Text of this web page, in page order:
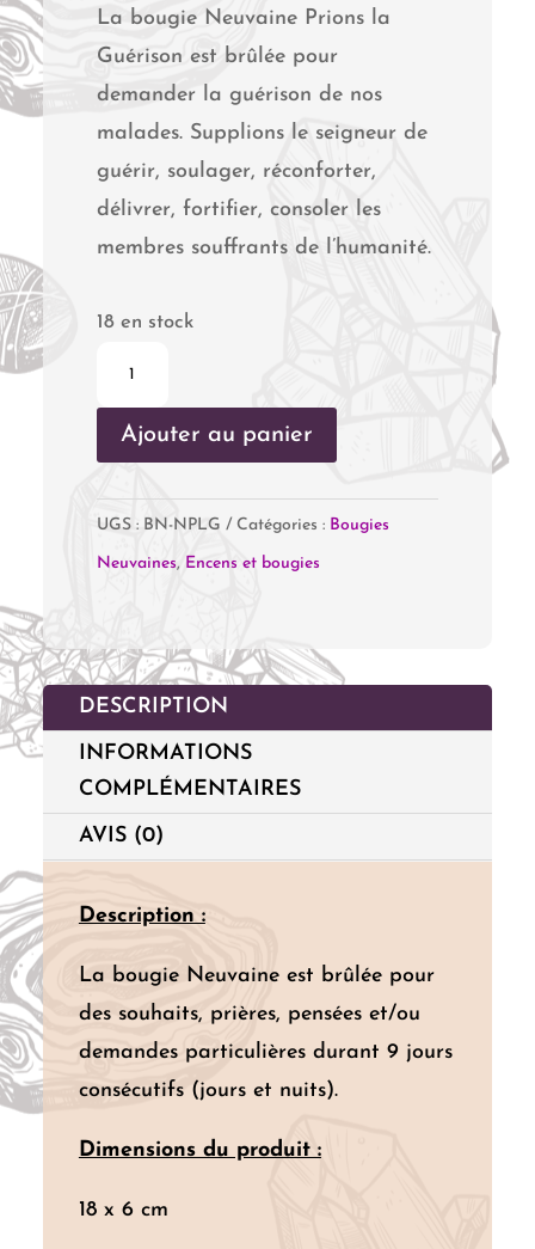
La bougie Neuvaine Prions la
Guérison est brûlée pour
demander la guérison de nos
malades. Supplions le seigneur de
guérir, soulager, réconforter,
délivrer, fortifier, consoler les
membres souffrants de l’humanité.
18 en stock
Nous
pour
la
Ajouter au panier
UGS : BN-NPLG Catégories : Bougies
Neuvaines, Encens et bougies
DESCRIPTION
INFORMATIONS
COMPLÉMENTAIRES
AVIS (0)
Description :
La bougie Neuvaine est brûlée pour
des souhaits, prières, pensées et/ou
demandes particulières durant 9 jours
consécutifs (jours et nuits).
Dimensions du produit :
18 x 6 cm